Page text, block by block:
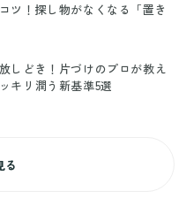
ツ！探し物がなくなる「置き
しどき！片づけのプロが教え
キリ潤う新基準5選
る